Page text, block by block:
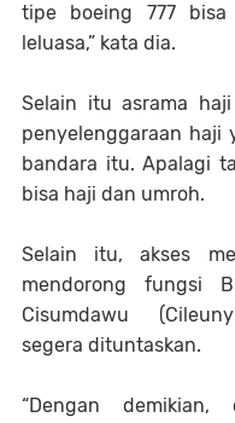
tipe boeing 777
leluasa,” kata dia.
Selain itu asrama
penyelenggaraan haji
bandara itu. Apalagi
bisa haji dan umroh.
Selain itu, akses
mendorong fungsi
Cisumdawu
segera dituntaskan.
“Dengan